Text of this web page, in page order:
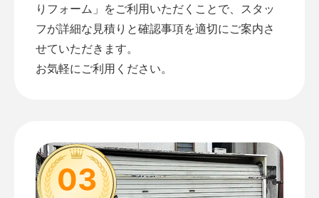
りフォーム 」をご利用いただくことで、スタッ
フが詳細な見積りと確認事項を適切にご案内さ
せていただきます。
お気軽にご利用ください。
03